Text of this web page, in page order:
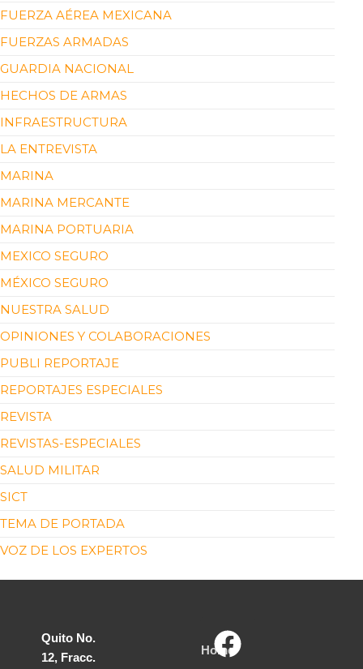
FUERZA AÉREA MEXICANA
FUERZAS ARMADAS
GUARDIA NACIONAL
HECHOS DE ARMAS
INFRAESTRUCTURA
LA ENTREVISTA
MARINA
MARINA MERCANTE
MARINA PORTUARIA
MEXICO SEGURO
MÉXICO SEGURO
NUESTRA SALUD
OPINIONES Y COLABORACIONES
PUBLI REPORTAJE
REPORTAJES ESPECIALES
REVISTA
REVISTAS-ESPECIALES
SALUD MILITAR
SICT
TEMA DE PORTADA
VOZ DE LOS EXPERTOS
Quito No.
12, Fracc.
Home